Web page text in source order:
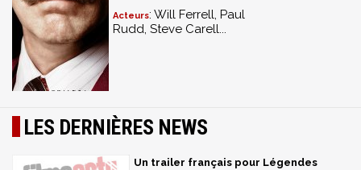
Acteurs: Will Ferrell, Paul
Rudd, Steve Carell...
LES DERNIÈRES NEWS
Un trailer français pour Légendes